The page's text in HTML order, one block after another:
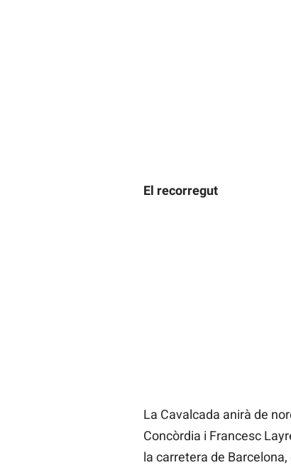
El recorregut
La Cavalcada anirà de
Concòrdia i Francesc
la carretera de